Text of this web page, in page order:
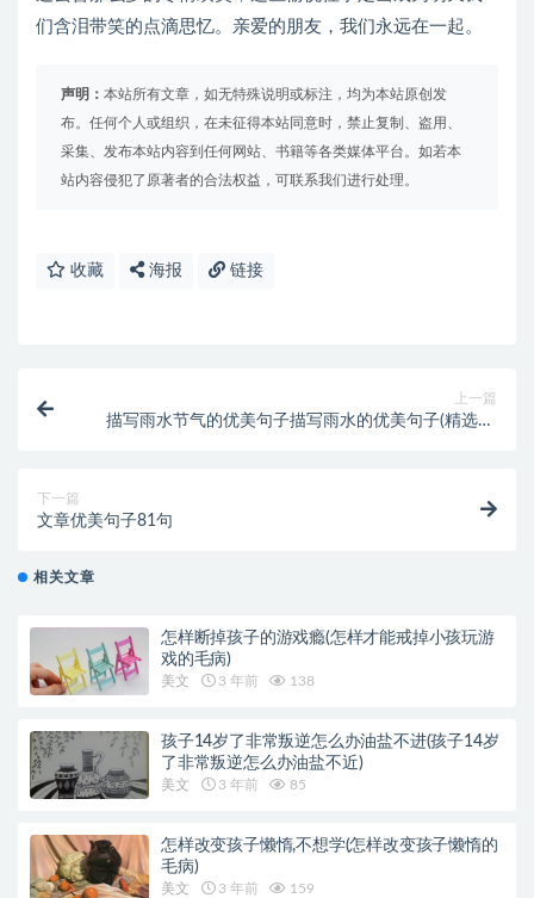
们含泪带笑的点滴思忆。亲爱的朋友，我们永远在一起。
声明： 本站所有文章，如无特殊说明或标注，均为本站原创发
布。任何个人或组织，在未征得本站同意时，禁止复制、盗用、
采集、发布本站内容到任何网站、书籍等各类媒体平台。如若本
站内容侵犯了原著者的合法权益，可联系我们进行处理。
收藏 海报 链接
上一篇
描写雨水节气的优美句子描写雨水的优美句子(精选89
下一篇
文章优美句子81句
相关文章
怎样断掉孩子的游戏瘾(怎样才能戒掉小孩玩游
戏的毛病)
美文 3 年前 138
孩子14岁了非常叛逆怎么办油盐不进(孩子14岁
了非常叛逆怎么办油盐不近)
美文 3 年前 85
怎样改变孩子懒惰,不想学(怎样改变孩子懒惰的
毛病)
美文 3 年前 159